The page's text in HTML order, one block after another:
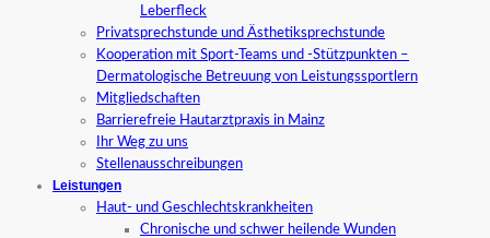
Leberfleck
Privatsprechstunde und Ästhetiksprechstunde
Kooperation mit Sport-Teams und -Stützpunkten –
Dermatologische Betreuung von Leistungssportlern
Mitgliedschaften
Barrierefreie Hautarztpraxis in Mainz
Ihr Weg zu uns
Stellenausschreibungen
Leistungen
Haut- und Geschlechtskrankheiten
Chronische und schwer heilende Wunden